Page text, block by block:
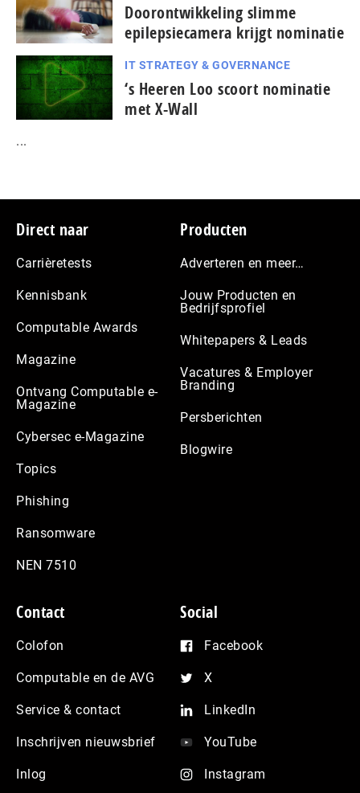
Doorontwikkeling slimme
epilepsiecamera krijgt nominatie
IT STRATEGY & GOVERNANCE
‘s Heeren Loo scoort nominatie
met X-Wall
...
Footer
Direct naar
Carrièretests
Kennisbank
Computable Awards
Magazine
Ontvang Computable e-
Magazine
Cybersec e-Magazine
Topics
Phishing
Ransomware
NEN 7510
Producten
Adverteren en meer…
Jouw Producten en
Bedrijfsprofiel
Whitepapers & Leads
Vacatures & Employer
Branding
Persberichten
Blogwire
Contact
Colofon
Computable en de AVG
Service & contact
Inschrijven nieuwsbrief
Inlog
Social
Facebook
X
LinkedIn
YouTube
Instagram